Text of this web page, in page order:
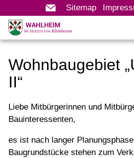
Sitemap
Bürgerservice
Sprechstunden des
Baugebiete
Wohnbaugebiet
II“
Liebe Mitbürgerinnen und
Bauinteressenten,
es ist nach langer
Baugrundstücke stehen zum